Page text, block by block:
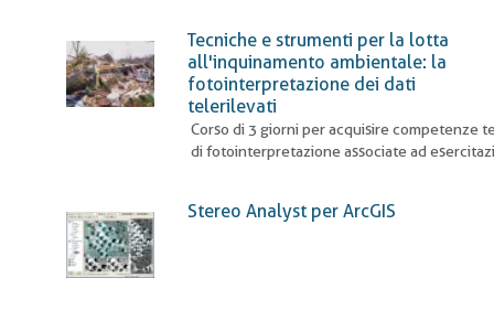
Tecniche e strumenti per la lotta
all'inquinamento ambientale: la
fotointerpretazione dei dati
telerilevati
Corso di 3 giorni per acquisire competenze
di fotointerpretazione associate ad
Stereo Analyst per ArcGIS